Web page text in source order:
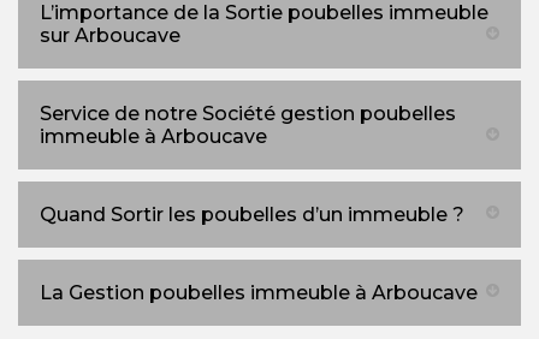
L’importance de la Sortie poubelles immeuble
sur Arboucave
Service de notre Société gestion poubelles
immeuble à Arboucave
Quand Sortir les poubelles d’un immeuble ?
La Gestion poubelles immeuble à Arboucave